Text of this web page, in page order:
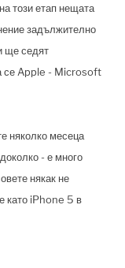
този етап нещата
задължително
ще седят
се Apple - Microsoft
няколко месеца
- е много
някак не
като iPhone 5 в